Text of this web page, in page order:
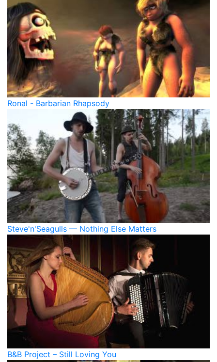
Ronal - Barbarian Rhapsody
Steve'n'Seagulls — Nothing Else Matters
B&B Project – Still Loving You